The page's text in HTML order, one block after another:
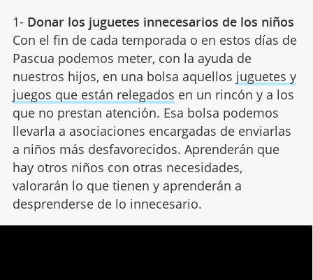
1- Donar los juguetes innecesarios de los niños
Con el fin de cada temporada o en estos días de
Pascua podemos meter, con la ayuda de
nuestros hijos, en una bolsa aquellos juguetes y
juegos que están relegados en un rincón y a los
que no prestan atención. Esa bolsa podemos
llevarla a asociaciones encargadas de enviarlas
a niños más desfavorecidos. Aprenderán que
hay otros niños con otras necesidades,
valorarán lo que tienen y aprenderán a
desprenderse de lo innecesario.